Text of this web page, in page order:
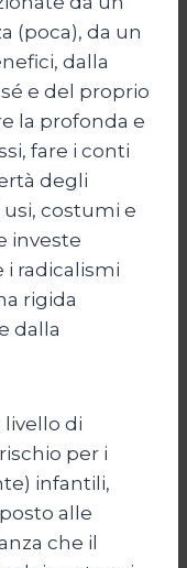
(poca), da un
dalla
e del proprio
la profonda e
fare i conti
degli
costumi e
investe
i radicalismi
rigida
dalla
di
per i
infantili,
alle
che il